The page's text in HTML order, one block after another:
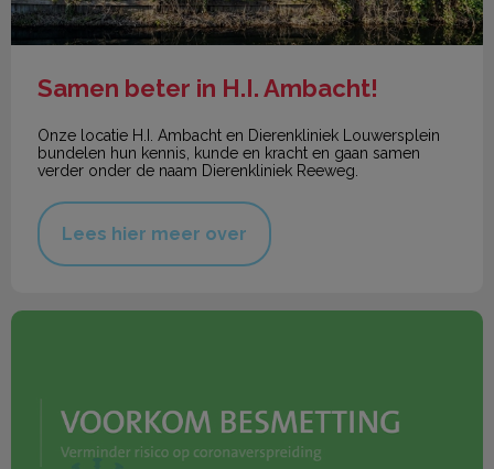
Samen beter in H.I. Ambacht!
Onze locatie H.I. Ambacht en Dierenkliniek Louwersplein
bundelen hun kennis, kunde en kracht en gaan samen
verder onder de naam Dierenkliniek Reeweg.
Lees hier meer over
Corona-maatregelen vervallen